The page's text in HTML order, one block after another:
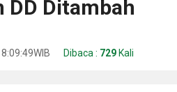
DD Ditambah
WIB Dibaca : 729 Kali